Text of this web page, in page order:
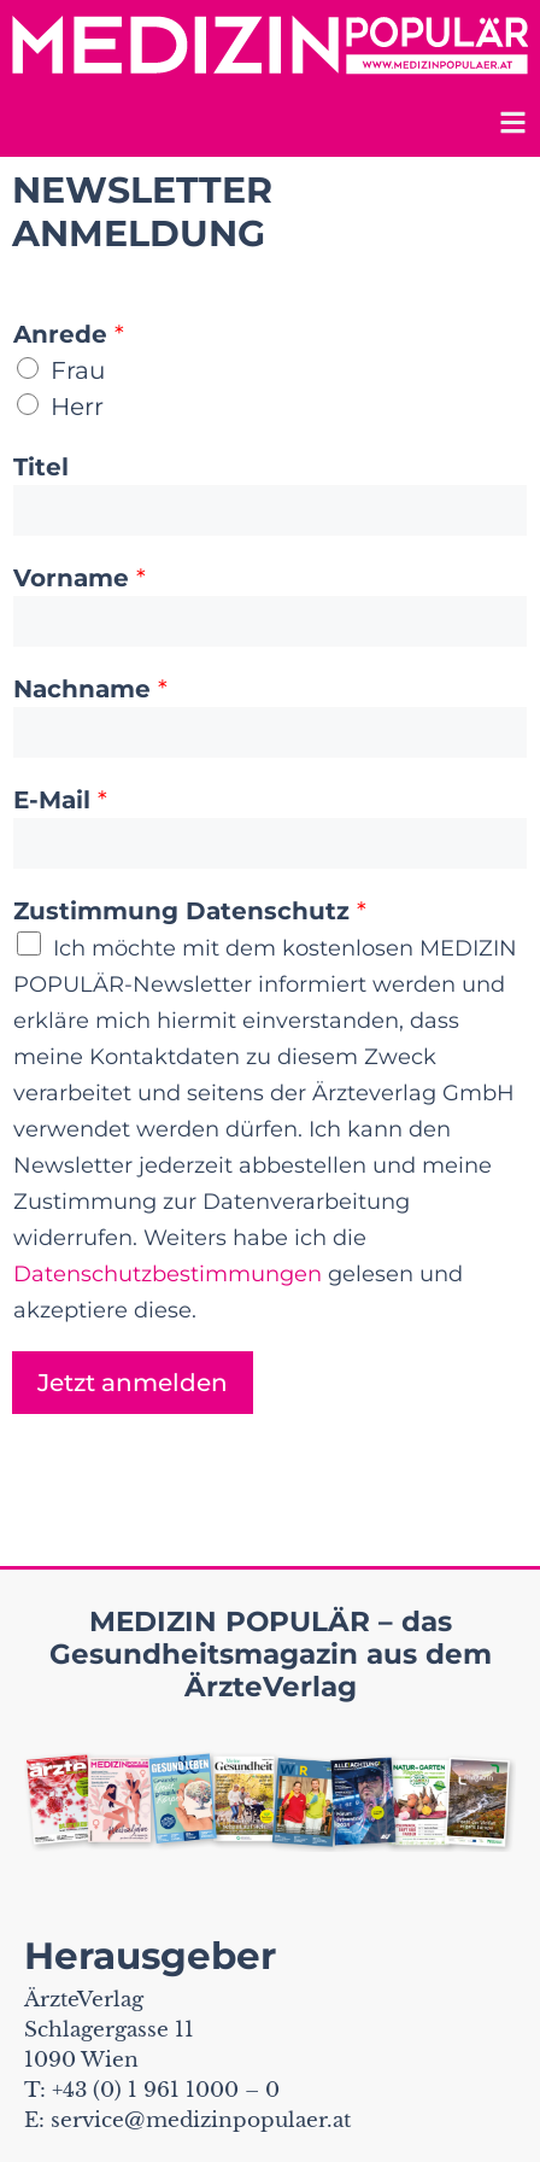
Zum
Inhalt
NEWSLETTER
ANMELDUNG
Anrede *
Frau
Herr
Titel
Vorname *
Nachname *
E-Mail *
*
N
a
m
e
Zustimmung Datenschutz *
Ich möchte mit dem kostenlosen MEDIZIN
POPULÄR-Newsletter informiert werden und
erkläre mich hiermit einverstanden, dass
meine Kontaktdaten zu diesem Zweck
verarbeitet und seitens der Ärzteverlag GmbH
verwendet werden dürfen. Ich kann den
Newsletter jederzeit abbestellen und meine
Zustimmung zur Datenverarbeitung
widerrufen. Weiters habe ich die
Datenschutzbestimmungen gelesen und
akzeptiere diese.
Jetzt anmelden
MEDIZIN POPULÄR – das
Gesundheitsmagazin aus dem
ÄrzteVerlag
Herausgeber
ÄrzteVerlag
Schlagergasse 11
1090 Wien
T: +43 (0) 1 961 1000 – 0
E: service@medizinpopulaer.at